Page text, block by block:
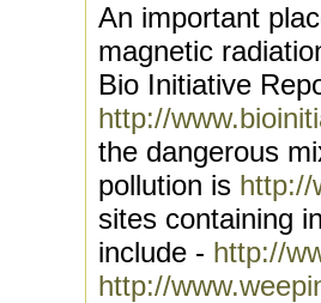
An important
magnetic
Bio Initiative
http://
the dangerous
pollution is http://
sites containing
include - http://
http://